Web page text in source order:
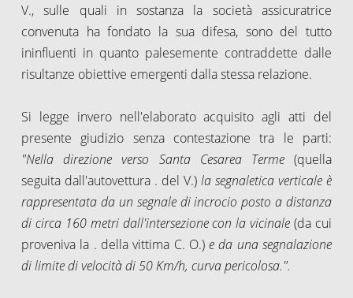
V., sulle quali in sostanza la società assicuratrice
convenuta ha fondato la sua difesa, sono del tutto
ininfluenti in quanto palesemente contraddette dalle
risultanze obiettive emergenti dalla stessa relazione.
Si legge invero nell'elaborato acquisito agli atti del
presente giudizio senza contestazione tra le parti:
"Nella direzione verso Santa Cesarea Terme(quella
seguita dall'autovettura . del V.) la segnaletica verticale è
rappresentata da un segnale di incrocio posto a distanza
di circa 160 metri dall'intersezione con la vicinale(da cui
proveniva la . della vittima C. O.)e da una segnalazione
di limite di velocità di 50 Km/h, curva pericolosa.".